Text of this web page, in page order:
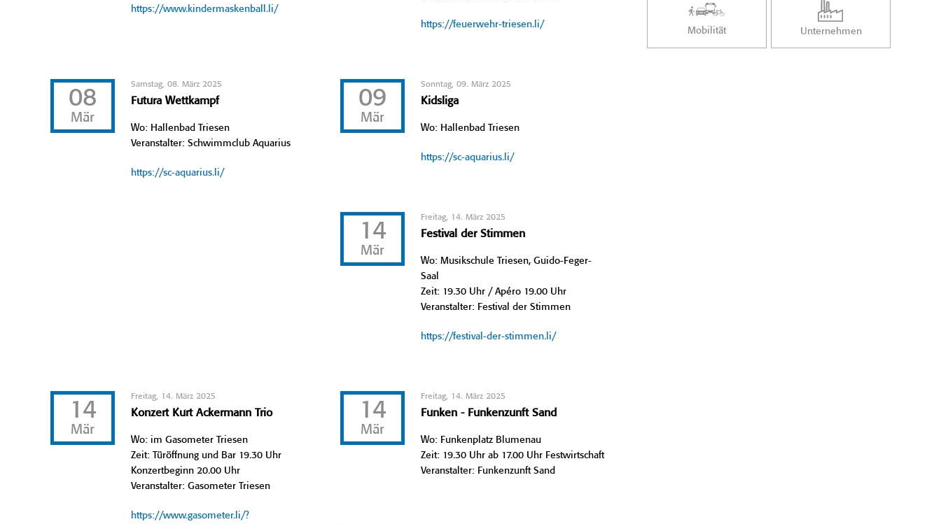
https://www.kindermaskenball.li/
https://feuerwehr-triesen.li/
08
Mär
Samstag, 08. März 2025
Futura Wettkampf
Wo: Hallenbad Triesen
Veranstalter: Schwimmclub Aquarius
https://sc-aquarius.li/
09
Mär
Sonntag, 09. März 2025
Kidsliga
Wo: Hallenbad Triesen
https://sc-aquarius.li/
14
Mär
Freitag, 14. März 2025
Festival der Stimmen
Wo: Musikschule Triesen, Guido-Feger-
Saal
Zeit: 19.30 Uhr / Apéro 19.00 Uhr
Veranstalter: Festival der Stimmen
https://festival-der-stimmen.li/
14
Mär
Freitag, 14. März 2025
Konzert Kurt Ackermann Trio
Wo: im Gasometer Triesen
Zeit: Türöffnung und Bar 19.30 Uhr
Konzertbeginn 20.00 Uhr
Veranstalter: Gasometer Triesen
https://www.gasometer.li/?
14
Mär
Freitag, 14. März 2025
Funken - Funkenzunft Sand
Wo: Funkenplatz Blumenau
Zeit: 19.30 Uhr ab 17.00 Uhr Festwirtschaft
Veranstalter: Funkenzunft Sand
Mobilität Unternehmen